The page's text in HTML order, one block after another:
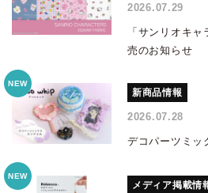
2026.07.29
「サンリオキ
売のお知らせ
新商品情報
2026.07.28
デコパーツミッ
メディア掲載情